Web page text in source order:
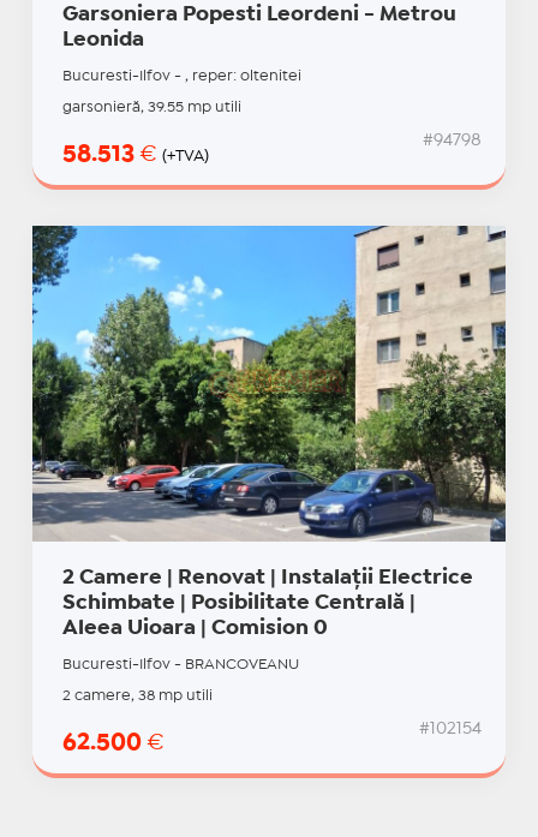
Garsoniera Popesti Leordeni - Metrou
Leonida
Bucuresti-Ilfov - , reper: oltenitei
garsonieră, 39.55 mp utili
58.513 € (+TVA)
#94798
2 Camere | Renovat | Instalații Electrice
Schimbate | Posibilitate Centrală |
Aleea Uioara | Comision 0
Bucuresti-Ilfov - BRANCOVEANU
2 camere, 38 mp utili
62.500 €
#102154